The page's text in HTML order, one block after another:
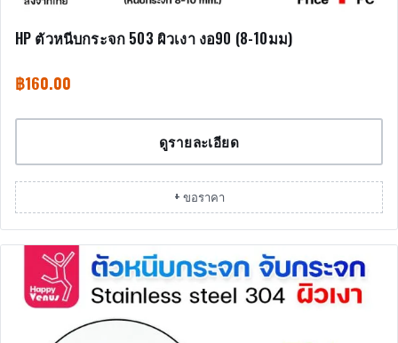
HP ตัวหนีบกระจก 503 ผิวเงา งอ90 (8-10มม)
฿160.00
ดูรายละเอียด
+ ขอราคา